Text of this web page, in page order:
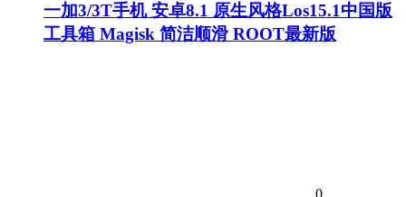
一加3/3T手机 安卓8.1 原生风格Los15.1中国版
工具箱 Magisk 简洁顺滑 ROOT最新版
0